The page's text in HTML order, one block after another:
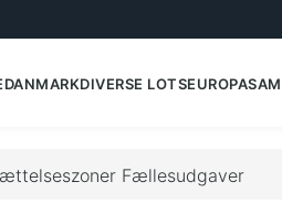
DANMARKDIVERSE LOTSEUROPA
Fællesudgaver